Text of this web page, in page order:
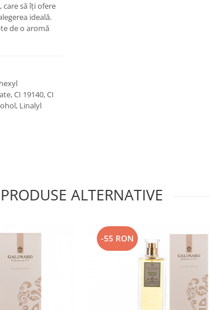
, care să îți ofere
ideală.
de o aromă
CI 19140, CI
Linalyl
PRODUSE ALTERNATIVE
-55 RON